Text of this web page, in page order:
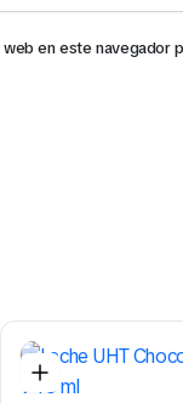
en este navegador